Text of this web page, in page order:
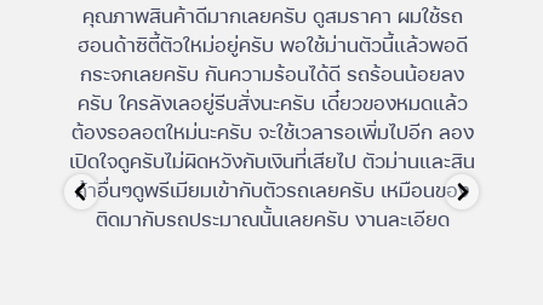
คุณภาพสินค้าดีมากเลยครับ ดูสมราคา ผมใช้รถ
ฮอนด้าซิตี้ตัวใหม่อยู่ครับ พอใช้ม่านตัวนี้แล้วพอดี
กระจกเลยครับ กันความร้อนได้ดี รถร้อนน้อยลง
ครับ ใครลังเลอยู่รีบสั่งนะครับ เดี๋ยวของหมดแล้ว
ต้องรอลอตใหม่นะครับ จะใช้เวลารอเพิ่มไปอีก ลอง
เปิดใจดูครับไม่ผิดหวังกับเงินที่เสียไป ตัวม่านและสิน
ค้าอื่นๆดูพรีเมียมเข้ากับตัวรถเลยครับ เหมือนของ
ติดมากับรถประมาณนั้นเลยครับ งานละเอียด